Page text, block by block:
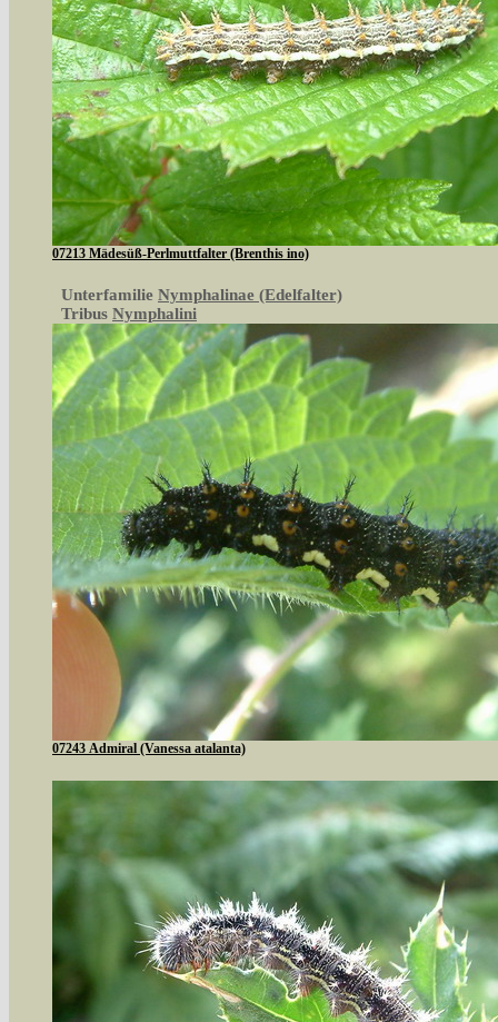
07213 Mädesüß-Perlmuttfalter (Brenthis ino)
Unterfamilie Nymphalinae (Edelfalter)
Tribus Nymphalini
07243 Admiral (Vanessa atalanta)